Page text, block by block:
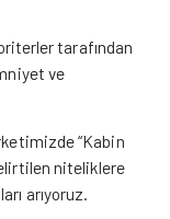
tarafından
ve
“Kabin
niteliklere
arıyoruz.